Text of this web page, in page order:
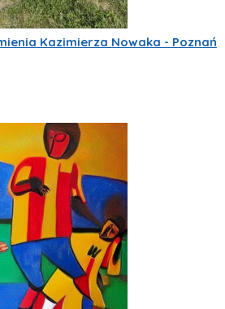
Kazimierza Nowaka - Poznań